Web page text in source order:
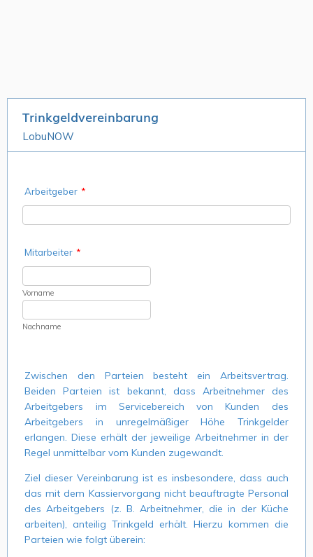
Trinkgeldvereinbarung
LobuNOW
Arbeitgeber *
Mitarbeiter *
Vorname
Nachname
Zwischen den Parteien besteht ein Arbeitsvertrag.
Beiden Parteien ist bekannt, dass Arbeitnehmer des
Arbeitgebers im Servicebereich von Kunden des
Arbeitgebers in unregelmäßiger Höhe Trinkgelder
erlangen. Diese erhält der jeweilige Arbeitnehmer in der
Regel unmittelbar vom Kunden zugewandt.
Ziel dieser Vereinbarung ist es insbesondere, dass auch
das mit dem Kassiervorgang nicht beauftragte Personal
des Arbeitgebers (z. B. Arbeitnehmer, die in der Küche
arbeiten), anteilig Trinkgeld erhält. Hierzu kommen die
Parteien wie folgt überein: